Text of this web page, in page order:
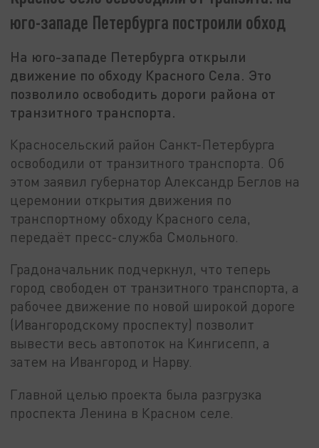
юго-западе Петербурга построили обход
На юго-западе Петербурга открыли
движение по обходу Красного Села. Это
позволило освободить дороги района от
транзитного транспорта.
Красносельский район Санкт-Петербурга
освободили от транзитного транспорта. Об
этом заявил губернатор Александр Беглов на
церемонии открытия движения по
транспортному обходу Красного села,
передаёт пресс-служба Смольного.
Градоначальник подчеркнул, что теперь
город свободен от транзитного транспорта, а
рабочее движение по новой широкой дороге
(Ивангородскому проспекту) позволит
вывести весь автопоток на Кингисепп, а
затем на Ивангород и Нарву.
Главной целью проекта была разгрузка
проспекта Ленина в Красном селе.